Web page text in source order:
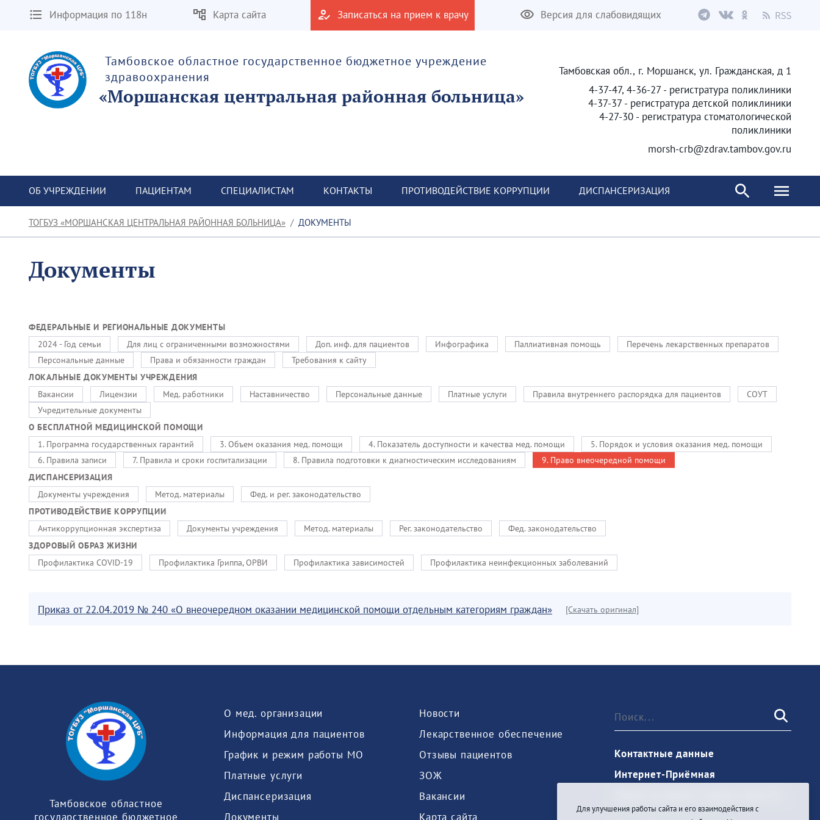
Информация по 118н Карта сайта Записаться на прием к врачу Версия для слабовидящих
Тамбовское областное государственное бюджетное учреждение
здравоохранения
«Моршанская центральная районная больница»
Тамбовская обл., г. Моршанск, ул. Гражданская, д 1
4-37-47, 4-36-27 - регистратура поликлиники
4-37-37 - регистратура детской поликлиники
4-27-30 - регистратура стоматологической
поликлиники
morsh-crb@zdrav.tambov.gov.ru
ОБ УЧРЕЖДЕНИИ ПАЦИЕНТАМ СПЕЦИАЛИСТАМ КОНТАКТЫ ПРОТИВОДЕЙСТВИЕ КОРРУПЦИИ ДИСПАНСЕРИЗАЦИЯ
ТОГБУЗ «МОРШАНСКАЯ ЦЕНТРАЛЬНАЯ РАЙОННАЯ БОЛЬНИЦА» ДОКУМЕНТЫ
Документы
ФЕДЕРАЛЬНЫЕ И РЕГИОНАЛЬНЫЕ ДОКУМЕНТЫ
2024 - Год семьи
Для лиц с ограниченными возможностями Доп. инф. для пациентов Инфографика Паллиативная помощь
Перечень лекарственных препаратов
Персональные данные
Права и обязанности граждан
Требования к сайту
ЛОКАЛЬНЫЕ ДОКУМЕНТЫ УЧРЕЖДЕНИЯ
Вакансии
Лицензии Мед. работники Наставничество Персональные данные Платные услуги Правила внутреннего распорядка для пациентов
СОУТ
Учредительные документы
О БЕСПЛАТНОЙ МЕДИЦИНСКОЙ ПОМОЩИ
1. Программа государственных гарантий
3. Объем оказания мед. помощи 4. Показатель доступности и качества мед. помощи
5. Порядок и условия оказания мед. помощи
6. Правила записи
7. Правила и сроки госпитализации 8. Правила подготовки к диагностическим исследованиям
9. Право внеочередной помощи
ДИСПАНСЕРИЗАЦИЯ
Документы учреждения
Метод. материалы
Фед. и рег. законодательство
ПРОТИВОДЕЙСТВИЕ КОРРУПЦИИ
Антикоррупционная экспертиза
Документы учреждения Метод. материалы Рег. законодательство
Фед. законодательство
ЗДОРОВЫЙ ОБРАЗ ЖИЗНИ
Профилактика COVID-19
Профилактика Гриппа, ОРВИ Профилактика зависимостей Профилактика неинфекционных заболеваний
Приказ от 22.04.2019 № 240 «О внеочередном оказании медицинской помощи отдельным категориям граждан» [Скачать оригинал]
Тамбовское областное
государственное бюджетное
О мед. организации
Информация для пациентов
График и режим работы МО
Платные услуги
Диспансеризация
Документы
Новости
Лекарственное обеспечение
Отзывы пациентов
ЗОЖ
Вакансии
Карта сайта
Контактные данные
Интернет-Приёмная
Для улучшения работы сайта и его взаимодействия с